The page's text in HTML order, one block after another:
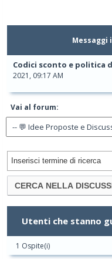
Messaggi
Codici sconto e politica
2021, 09:17 AM
Vai al forum:
Utenti che stanno
1 Ospite(i)